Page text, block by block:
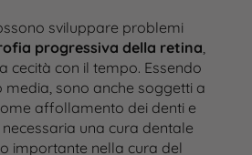
sviluppare problemi
progressiva della retina,
cecità con il tempo. Essendo
media, sono anche soggetti a
affollamento dei denti e
una cura dentale
importante nella cura del